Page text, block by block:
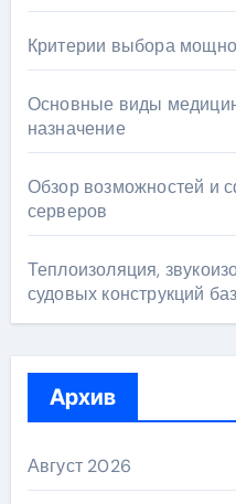
Критерии выбора
Основные виды
назначение
Обзор возможностей и
серверов
Теплоизоляция,
судовых конструкций
Архив
Август 2026